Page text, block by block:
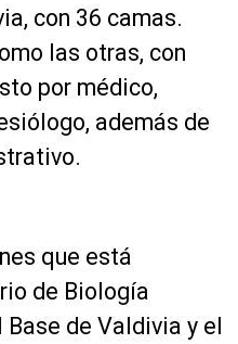
con 36 camas.
las otras, con
por médico,
además de
que está
de Biología
de Valdivia y el